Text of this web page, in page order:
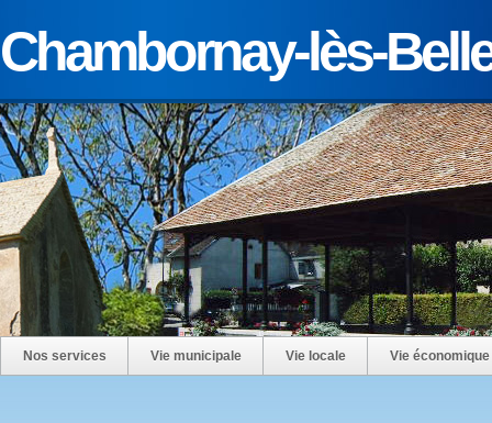
Chambornay-lès-
Nos services Vie municipale Vie locale Vie économique